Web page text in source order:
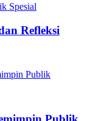
Spesial
Refleksi